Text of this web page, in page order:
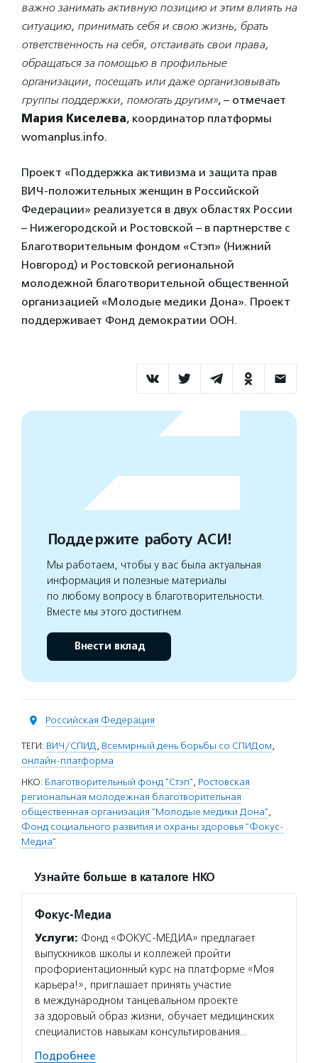
важно занимать активную позицию и этим влиять на
ситуацию, принимать себя и свою жизнь, брать
ответственность на себя, отстаивать свои права,
обращаться за помощью в профильные
организации, посещать или даже организовывать
группы поддержки, помогать другим», – отмечает
Мария Киселева, координатор платформы
womanplus.info.
Проект «Поддержка активизма и защита прав
ВИЧ-положительных женщин в Российской
Федерации» реализуется в двух областях России
– Нижегородской и Ростовской – в партнерстве с
Благотворительным фондом «Стэп» (Нижний
Новгород) и Ростовской региональной
молодежной благотворительной общественной
организацией «Молодые медики Дона». Проект
поддерживает Фонд демократии ООН.
Поддержите работу АСИ!
Мы работаем, чтобы у вас была актуальная
информация и полезные материалы
по любому вопросу в благотворительности.
Вместе мы этого достигнем
Внести вклад
Российская Федерация
ТЕГИ: ВИЧ/СПИД, Всемирный день борьбы со СПИДом,
онлайн-платформа
НКО: Благотворительный фонд "Стэп", Ростовская
региональная молодежная благотворительная
общественная организация "Молодые медики Дона",
Фонд социального развития и охраны здоровья "Фокус-
Медиа"
Узнайте больше в каталоге НКО
Фокус-Медиа
Услуги: Фонд «ФОКУС-МЕДИА» предлагает
выпускников школы и коллежей пройти
профориентационный курс на платформе «Моя
карьера!», приглашает принять участие
в международном танцевальном проекте
за здоровый образ жизни, обучает медицинских
специалистов навыкам консультирования…
Подробнее